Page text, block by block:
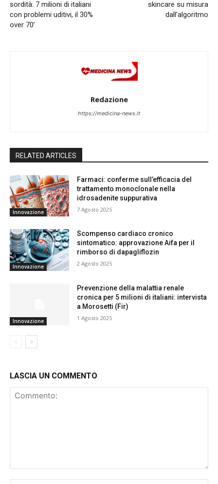
sordità: 7 milioni di italiani
con problemi uditivi, il 30%
over 70’
skincare su misura
dall’algoritmo
Redazione
https://medicina-news.it
RELATED ARTICLES
Innovazione
Farmaci: conferme sull’efficacia del
trattamento monoclonale nella
idrosadenite suppurativa
7 Agosto 2025
Innovazione
Scompenso cardiaco cronico
sintomatico: approvazione Aifa per il
rimborso di dapagliflozin
2 Agosto 2025
Innovazione
Prevenzione della malattia renale
cronica per 5 milioni di italiani: intervista
a Morosetti (Fir)
1 Agosto 2025
LASCIA UN COMMENTO